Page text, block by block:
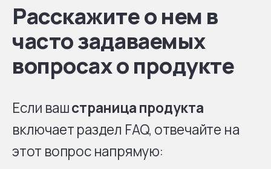
Расскажите о нем в
часто задаваемых
вопросах о продукте
Если вашстраница продукта
включает раздел FAQ, отвечайте на
этот вопрос напрямую: